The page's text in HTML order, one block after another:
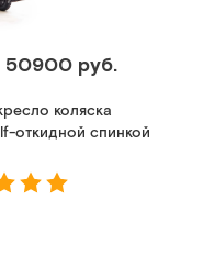
50900 руб.
коляска
откидной спинкой